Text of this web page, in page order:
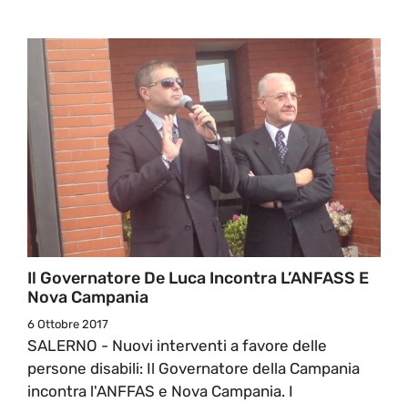
Il Governatore De Luca Incontra L’ANFASS E
Nova Campania
6 Ottobre 2017
SALERNO - Nuovi interventi a favore delle
persone disabili: Il Governatore della Campania
incontra l'ANFFAS e Nova Campania. I